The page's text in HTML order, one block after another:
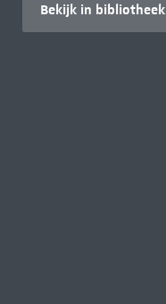
Bekijk in bibliotheek